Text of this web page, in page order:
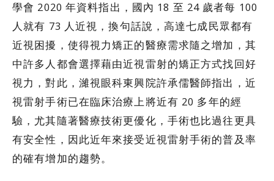
學會 2020 年資料指出，國內 18 至 24 歲者每 100
人就有 73 人近視，換句話說，高達七成民眾都有
近視困擾，使得視力矯正的醫療需求隨之增加，其
中許多人都會選擇藉由近視雷射的矯正方式找回好
視力，對此，濰視眼科東興院許承儒醫師指出，近
視雷射手術已在臨床治療上將近有 20 多年的經
驗，尤其隨著醫療技術更優化，手術也比過往更具
有安全性，因此近年來接受近視雷射手術的普及率
的確有增加的趨勢。